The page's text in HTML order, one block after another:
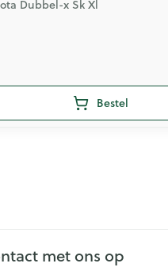
Dubbel-x Sk Xl
Bestel
met ons op